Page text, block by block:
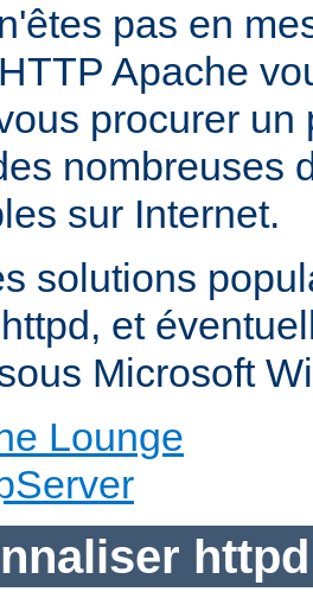
pas en
Apache
procurer un
nombreuses
sur Internet.
solutions
et
Microsoft
Lounge